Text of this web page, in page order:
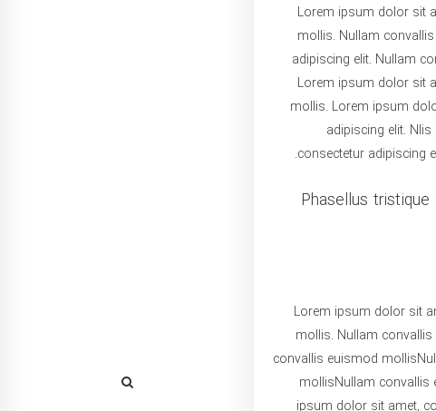
Lorem ipsum dolor sit
mollis. Nullam
adipiscing elit. Nullam
Lorem ipsum dolor sit
mollis. Lorem ipsum
adipiscing elit.
consectetur adipiscing
Phasellus
Lorem ipsum dolor sit
mollis. Nullam
convallis euismod
mollisNullam convallis
ipsum dolor sit amet,